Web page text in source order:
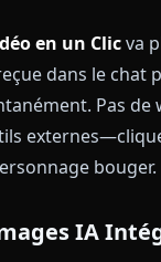
en un Clicva
dans le chat
Pas
bouger.
IA